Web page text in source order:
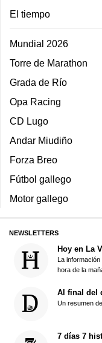
El tiempo
Mundial 2026
Torre de Marathon
Grada de Río
Opa Racing
CD Lugo
Andar Miudiño
Forza Breo
Fútbol gallego
Motor gallego
NEWSLETTERS
Hoy en La
La
hora de la
Al final del
Un resumen
7 días 7